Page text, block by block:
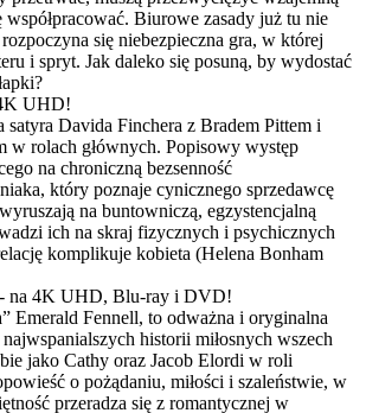
współpracować. Biurowe zasady już tu nie
się niebezpieczna gra, w której
i spryt. Jak daleko się posuną, by wydostać
UHD!
satyra Davida Finchera z Bradem Pittem i
w rolach głównych. Popisowy występ
na chroniczną bezsenność
który poznaje cynicznego sprzedawcę
na buntowniczą, egzystencjalną
ich na skraj fizycznych i psychicznych
komplikuje kobieta (Helena Bonham
na 4K UHD, Blu-ray i DVD!
Emerald Fennell, to odważna i oryginalna
historii miłosnych wszech
jako Cathy oraz Jacob Elordi w roli
o pożądaniu, miłości i szaleństwie, w
przeradza się z romantycznej w